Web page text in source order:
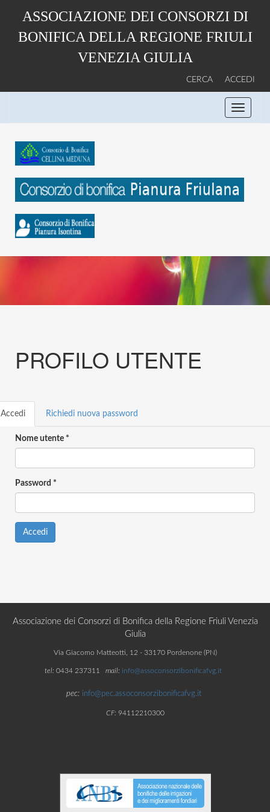
contenuto
principale
ASSOCIAZIONE DEI CONSORZI DI
BONIFICA DELLA REGIONE FRIULI
VENEZIA GIULIA
CERCA ACCEDI
Toggle
PROFILO UTENTE
Accedi (scheda
attiva)
Richiedi nuova password
Nome utente *
Password *
Accedi
Associazione dei Consorzi di Bonifica della Regione Friuli Venezia
Giulia
Via Giacomo Matteotti, 12 - 33170 Pordenone (PN)
tel: 0434 237311 mail: info@assoconsorzibonificafvg.it
pec: info@pec.assoconsorzibonificafvg.it
CF: 94112210300